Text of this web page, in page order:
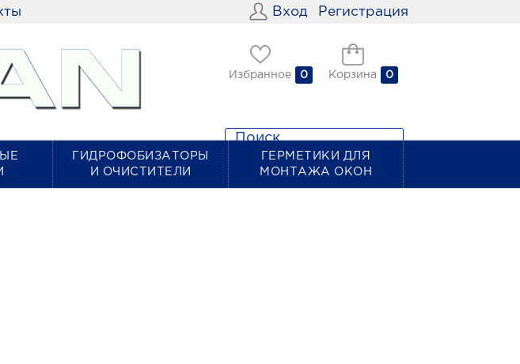
Вход Регистрация
Избранное 0 Корзина 0
ГИДРОФОБИЗАТОРЫ
И ОЧИСТИТЕЛИ
ГЕРМЕТИКИ ДЛЯ
МОНТАЖА ОКОН